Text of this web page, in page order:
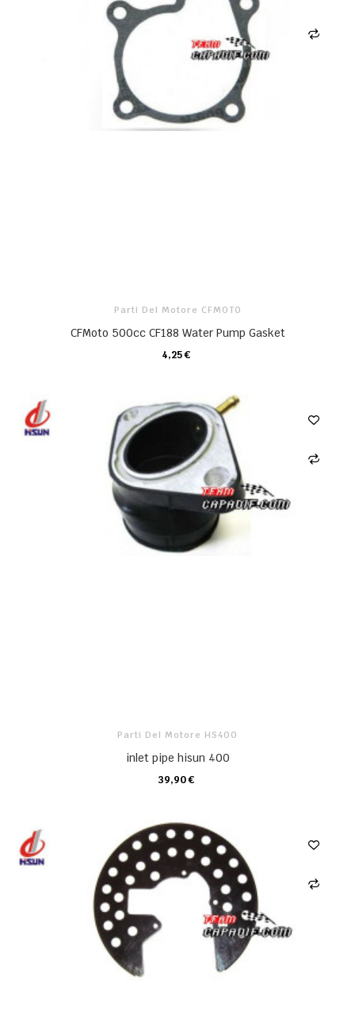
Parti Del Motore CFMOTO
CFMoto 500cc CF188 Water Pump Gasket
4,25 €
CARRELLO
Parti Del Motore HS400
inlet pipe hisun 400
39,90 €
CARRELLO